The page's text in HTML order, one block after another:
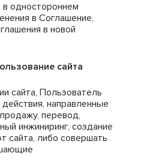
в одностороннем
в Соглашение,
в новой
сайта
сайта, Пользователь
направленные
перевод,
инжиниринг, создание
сайта, либо совершать